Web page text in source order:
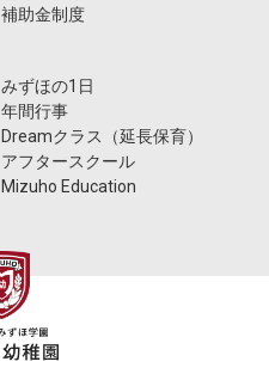
補助金制度
みずほの1日
年間行事
Dreamクラス（延長保育）
アフタースクール
Mizuho Education